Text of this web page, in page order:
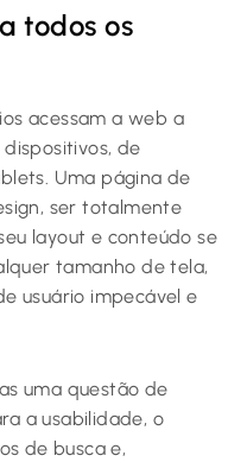
todos os
acessam a web a
de
Uma página de
ser totalmente
layout e conteúdo se
tamanho de tela,
usuário impecável e
uma questão de
a usabilidade, o
de busca e,